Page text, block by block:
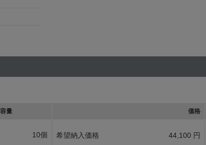
容量 価格
10個 希望納入価格 44,100 円